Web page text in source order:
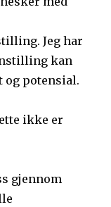
Jeg har
kan
og potensial.
ikke er
gjennom